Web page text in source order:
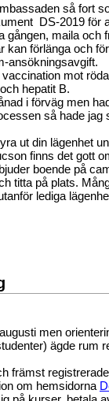
så fort
DS-2019 för
gången, maila och
kan förlänga och
ansökningsavgift.
mot
hepatit B.
i förväg men
så hade jag
ut din lägenhet
finns det gott
boende på
titta på plats.
lediga
men
ägde rum
främst
om hemsidorna